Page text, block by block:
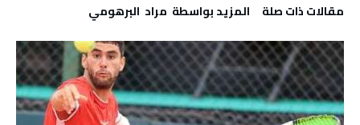
‫مقالات ذات صلة‬ ‫‫المزيد بواسطة‬ ‬ مراد‭ ‬ البرهومي